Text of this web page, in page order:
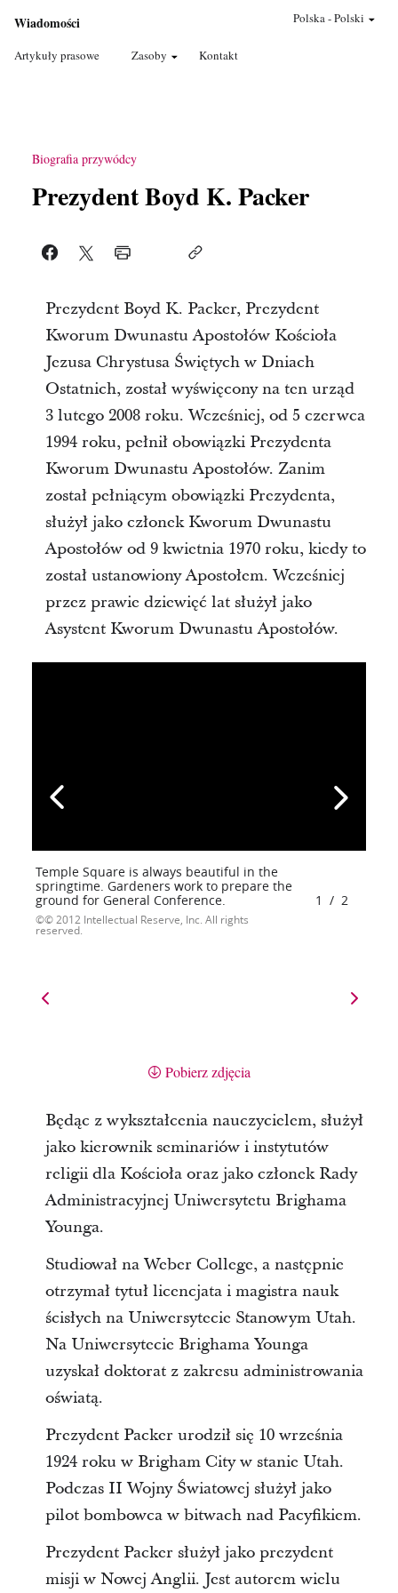
Wiadomości
Artykuły prasowe Zasoby Kontakt
Polska-Polski
Biografia przywódcy
Prezydent Boyd K. Packer
Prezydent Boyd K. Packer, Prezydent
Kworum Dwunastu Apostołów Kościoła
Jezusa Chrystusa Świętych w Dniach
Ostatnich, został wyświęcony na ten urząd
3 lutego 2008 roku. Wcześniej, od 5 czerwca
1994 roku, pełnił obowiązki Prezydenta
Kworum Dwunastu Apostołów. Zanim
został pełniącym obowiązki Prezydenta,
służył jako członek Kworum Dwunastu
Apostołów od 9 kwietnia 1970 roku, kiedy to
został ustanowiony Apostołem. Wcześniej
przez prawie dziewięć lat służył jako
Asystent Kworum Dwunastu Apostołów.
Temple Square is always beautiful in the
springtime. Gardeners work to prepare the
ground for General Conference.
© 2012 Intellectual Reserve, Inc. All rights
reserved.
1 / 2
Pobierz zdjęcia
Będąc z wykształcenia nauczycielem, służył
jako kierownik seminariów i instytutów
religii dla Kościoła oraz jako członek Rady
Administracyjnej Uniwersytetu Brighama
Younga.
Studiował na Weber College, a następnie
otrzymał tytuł licencjata i magistra nauk
ścisłych na Uniwersytecie Stanowym Utah.
Na Uniwersytecie Brighama Younga
uzyskał doktorat z zakresu administrowania
oświatą.
Prezydent Packer urodził się 10 września
1924 roku w Brigham City w stanie Utah.
Podczas II Wojny Światowej służył jako
pilot bombowca w bitwach nad Pacyfikiem.
Prezydent Packer służył jako prezydent
misji w Nowej Anglii. Jest autorem wielu